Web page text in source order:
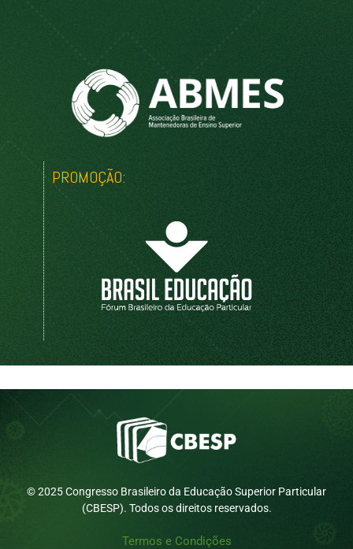
PROMOÇÃO:
© 2025 Congresso Brasileiro da Educação Superior Particular
(CBESP). Todos os direitos reservados.
Termos e Condições